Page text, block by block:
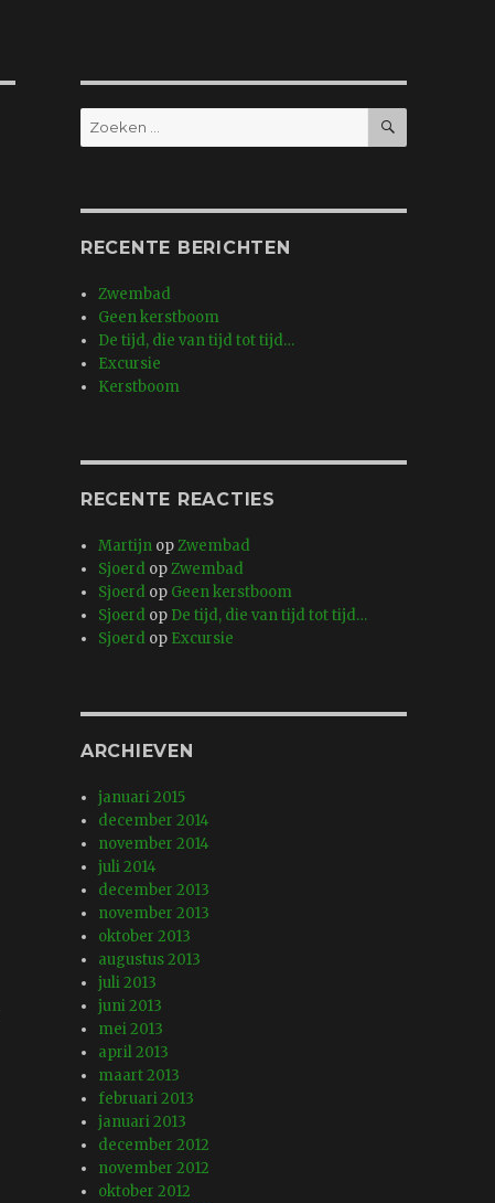
Zoeken
naar:
ZOEKEN
RECENTE BERICHTEN
Zwembad
Geen kerstboom
De tijd, die van tijd tot tijd…
Excursie
Kerstboom
RECENTE REACTIES
Martijn opZwembad
Sjoerd opZwembad
Sjoerd op Geen kerstboom
Sjoerd op De tijd, die van tijd tot tijd…
Sjoerd op Excursie
ARCHIEVEN
januari 2015
december 2014
november 2014
juli 2014
december 2013
november 2013
oktober 2013
augustus 2013
juli 2013
juni 2013
mei 2013
april 2013
maart 2013
februari 2013
januari 2013
december 2012
november 2012
oktober 2012